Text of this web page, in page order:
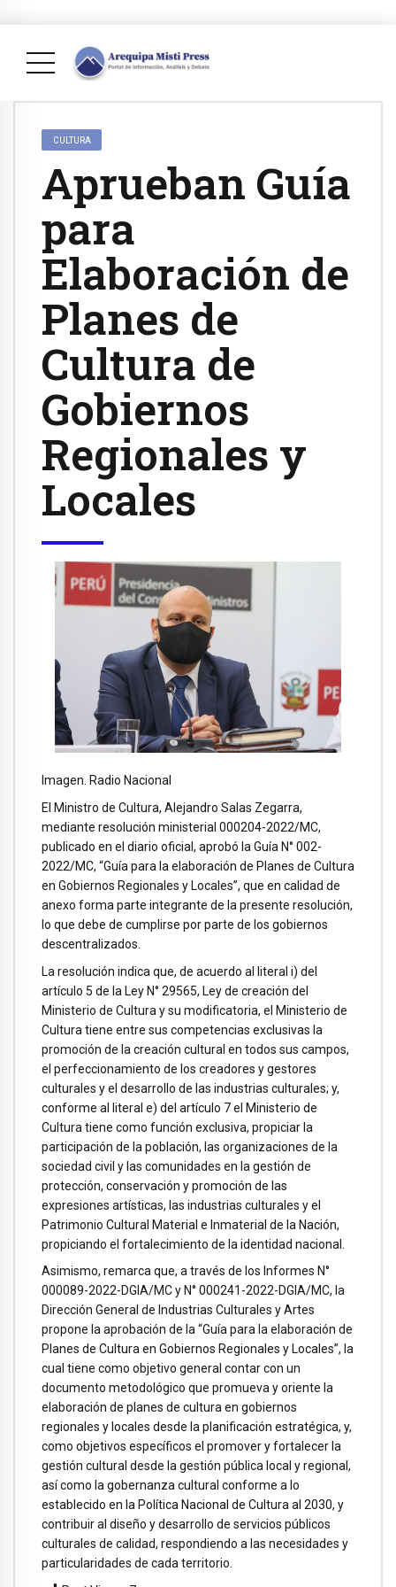
CULTURA
Aprueban Guía
para
Elaboración de
Planes de
Cultura de
Gobiernos
Regionales y
Locales
Imagen. Radio Nacional
El Ministro de Cultura, Alejandro Salas Zegarra,
mediante resolución ministerial 000204-2022/MC,
publicado en el diario oficial, aprobó la Guía N° 002-
2022/MC, “Guía para la elaboración de Planes de Cultura
en Gobiernos Regionales y Locales”, que en calidad de
anexo forma parte integrante de la presente resolución,
lo que debe de cumplirse por parte de los gobiernos
descentralizados.
La resolución indica que, de acuerdo al literal i) del
artículo 5 de la Ley N° 29565, Ley de creación del
Ministerio de Cultura y su modificatoria, el Ministerio de
Cultura tiene entre sus competencias exclusivas la
promoción de la creación cultural en todos sus campos,
el perfeccionamiento de los creadores y gestores
culturales y el desarrollo de las industrias culturales; y,
conforme al literal e) del artículo 7 el Ministerio de
Cultura tiene como función exclusiva, propiciar la
participación de la población, las organizaciones de la
sociedad civil y las comunidades en la gestión de
protección, conservación y promoción de las
expresiones artísticas, las industrias culturales y el
Patrimonio Cultural Material e Inmaterial de la Nación,
propiciando el fortalecimiento de la identidad nacional.
Asimismo, remarca que, a través de los Informes N°
000089-2022-DGIA/MC y N° 000241-2022-DGIA/MC, la
Dirección General de Industrias Culturales y Artes
propone la aprobación de la “Guía para la elaboración de
Planes de Cultura en Gobiernos Regionales y Locales”, la
cual tiene como objetivo general contar con un
documento metodológico que promueva y oriente la
elaboración de planes de cultura en gobiernos
regionales y locales desde la planificación estratégica, y,
como objetivos específicos el promover y fortalecer la
gestión cultural desde la gestión pública local y regional,
así como la gobernanza cultural conforme a lo
establecido en la Política Nacional de Cultura al 2030, y
contribuir al diseño y desarrollo de servicios públicos
culturales de calidad, respondiendo a las necesidades y
particularidades de cada territorio.